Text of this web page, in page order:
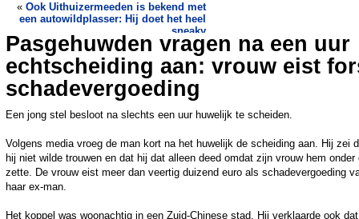
« Ook Uithuizermeeden is bekend met
een autowildplasser: Hij doet het heel
sneaky
Macaber zicht: vrouw verkleed als non
danst met skeletten op oud kerkhof»
Pasgehuwden vragen na een uur
echtscheiding aan: vrouw eist
schadevergoeding
Een jong stel besloot na slechts een uur huwelijk te scheiden.
Volgens media vroeg de man kort na het huwelijk de scheiding aan. Hij zei
hij niet wilde trouwen en dat hij dat alleen deed omdat zijn vrouw hem onder
zette. De vrouw eist meer dan veertig duizend euro als schadevergoeding
haar ex-man.
Het koppel was woonachtig in een Zuid-Chinese stad. Hij verklaarde ook